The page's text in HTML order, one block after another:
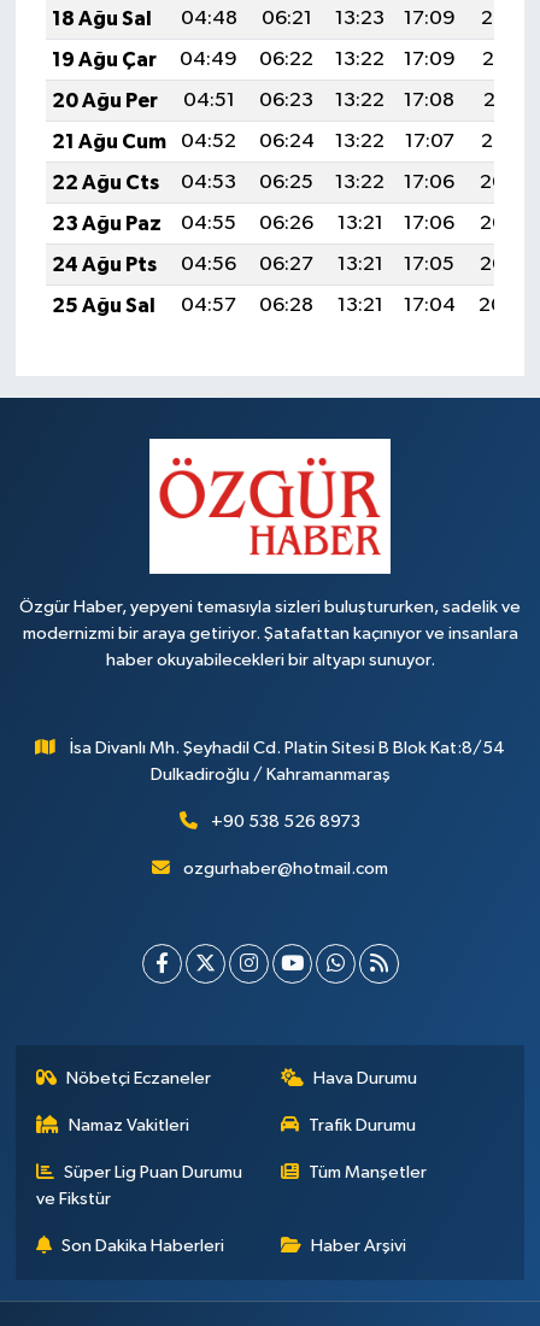
18 Ağu Sal
04:48 06:21 13:23 17:09
20:14
19 Ağu Çar
04:49 06:22 13:22 17:09
20:13
20 Ağu Per
04:51 06:23 13:22 17:08
20:11
21 Ağu Cum
04:52 06:24 13:22 17:07
20:10
22 Ağu Cts
04:53 06:25 13:22 17:06
20:08
23 Ağu Paz
04:55 06:26 13:21 17:06
20:07
24 Ağu Pts
04:56 06:27 13:21 17:05
20:05
25 Ağu Sal
04:57 06:28 13:21 17:04 20:04
Özgür Haber, yepyeni temasıyla sizleri buluştururken, sadelik ve
modernizmi bir araya getiriyor. Şatafattan kaçınıyor ve insanlara
haber okuyabilecekleri bir altyapı sunuyor.
İsa Divanlı Mh. Şeyhadil Cd. Platin Sitesi B Blok Kat:8/54
Dulkadiroğlu / Kahramanmaraş
+90 538 526 8973
ozgurhaber@hotmail.com
Nöbetçi Eczaneler Hava Durumu
Namaz Vakitleri Trafik Durumu
Süper Lig Puan Durumu
ve Fikstür
Tüm Manşetler
Son Dakika Haberleri Haber Arşivi